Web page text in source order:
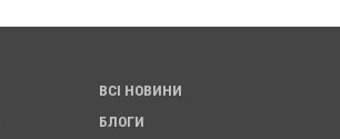
ВСІ НОВИНИ
БЛОГИ